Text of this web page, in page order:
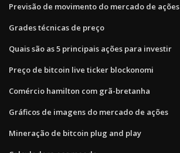
Previsão de movimento do mercado de ações
Grades técnicas de preço
Quais são as 5 principais ações para investir
Preço de bitcoin live ticker blockonomi
Comércio hamilton com grã-bretanha
Gráficos de imagens do mercado de ações
Mineração de bitcoin plug and play